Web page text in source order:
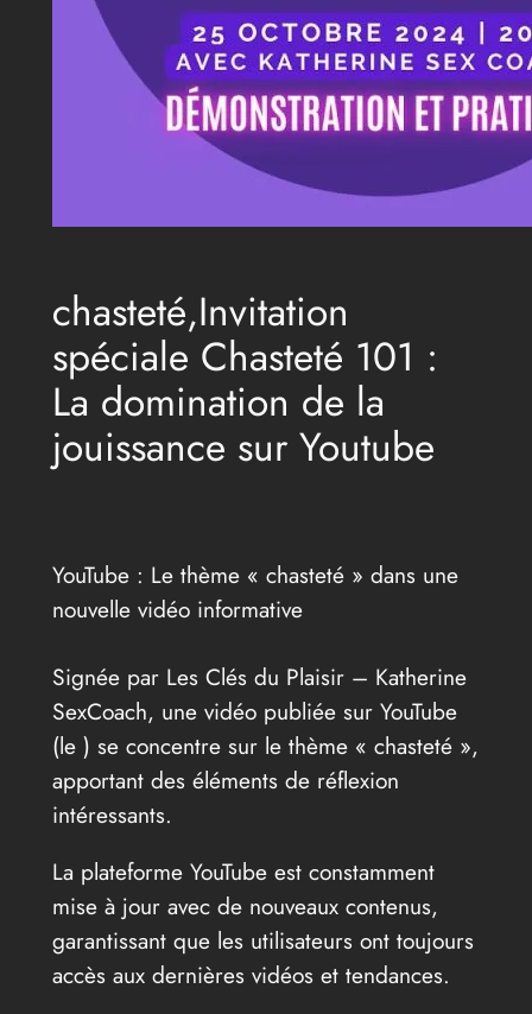
chasteté,Invitation
spéciale Chasteté 101 :
La domination de la
jouissance sur Youtube
YouTube : Le thème « chasteté » dans une
nouvelle vidéo informative
Signée par Les Clés du Plaisir – Katherine
SexCoach, une vidéo publiée sur YouTube
(le ) se concentre sur le thème « chasteté »,
apportant des éléments de réflexion
intéressants.
La plateforme YouTube est constamment
mise à jour avec de nouveaux contenus,
garantissant que les utilisateurs ont toujours
accès aux dernières vidéos et tendances.